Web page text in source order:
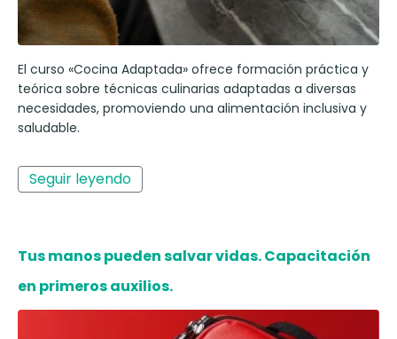
El curso «Cocina Adaptada» ofrece formación práctica y
teórica sobre técnicas culinarias adaptadas a diversas
necesidades, promoviendo una alimentación inclusiva y
saludable.
Seguir leyendo
Tus manos pueden salvar vidas. Capacitación
en primeros auxilios.